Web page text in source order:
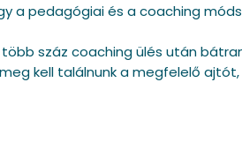
a pedagógiai és a coaching
száz coaching ülés után
kell találnunk a megfelelő